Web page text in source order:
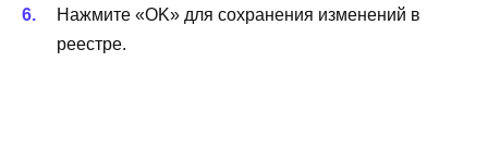
Нажмите «OK» для сохранения изменений в
реестре.